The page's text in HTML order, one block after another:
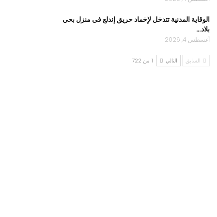
الوقاية المدنية تتدخل لإخماد حريق إندلع في منزل بحي
بلاد…
أغسطس 4, 2026
السابق التالي 1 من 722